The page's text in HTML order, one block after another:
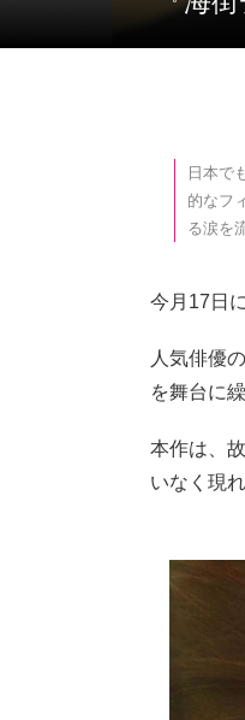
日本で
的なフ
る涙を
今月17日
人気俳優
を舞台に
本作は、
いなく現